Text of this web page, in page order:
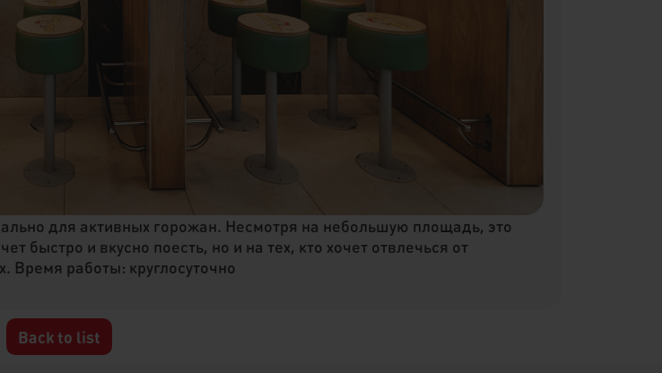
для активных горожан. Несмотря на небольшую площадь, это
быстро и вкусно поесть, но и на тех, кто хочет отвлечься от
Время работы: круглосуточно
Back to list